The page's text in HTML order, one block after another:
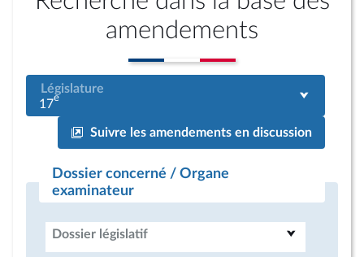
amendements
Législature
17e
Suivre les amendements en discussion
Dossier concerné / Organe
examinateur
Dossier législatif